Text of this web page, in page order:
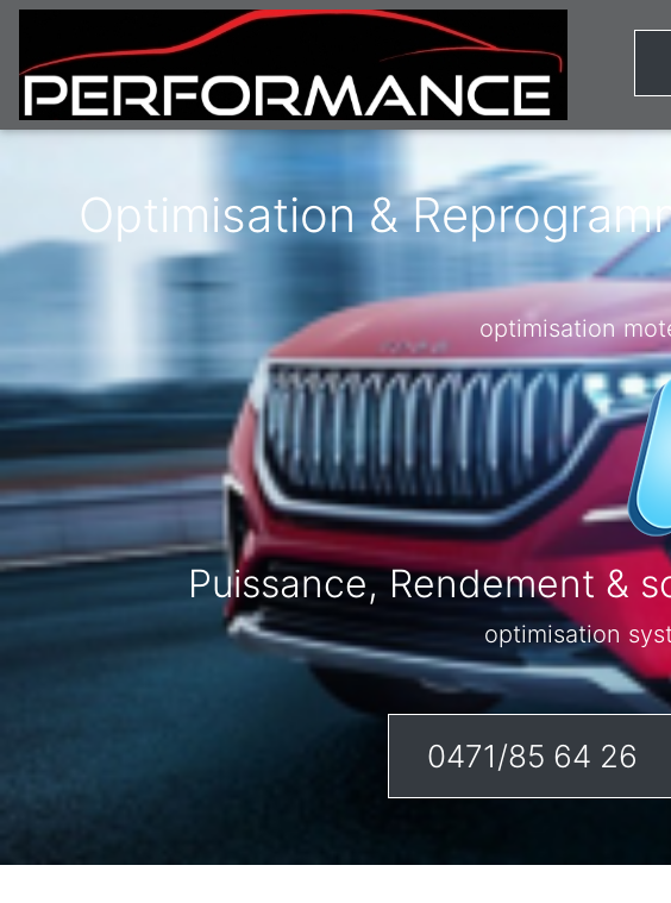
Optimisation &
optimisation
Puissance, Rendement &
optimisation
0471/85 64 26